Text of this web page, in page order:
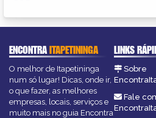
ENCONTRAITAPETININGA
O melhor de Itapetininga
num só lugar! Dicas, onde ir,
o que fazer, as melhores
empresas, locais, serviços e
muito mais no guia Encontra
LINKS
Sobre
Fale